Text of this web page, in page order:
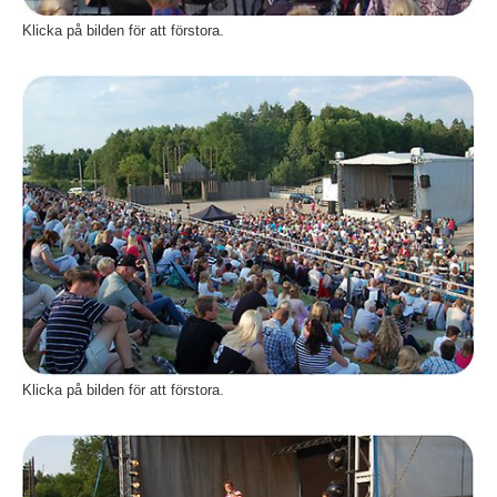
Klicka på bilden för att förstora.
Klicka på bilden för att förstora.